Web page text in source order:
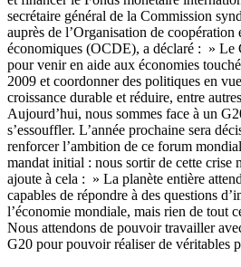
secrétaire général de la Commission
auprès de l’Organisation de coopération
économiques (OCDE), a déclaré : » Le
pour venir en aide aux économies
2009 et coordonner des politiques en
croissance durable et réduire, entre
Aujourd’hui, nous sommes face à un
s’essouffler. L’année prochaine sera
renforcer l’ambition de ce forum
mandat initial : nous sortir de cette crise
ajoute à cela : » La planète entière
capables de répondre à des questions
l’économie mondiale, mais rien de tout
Nous attendons de pouvoir travailler
G20 pour pouvoir réaliser de véritables